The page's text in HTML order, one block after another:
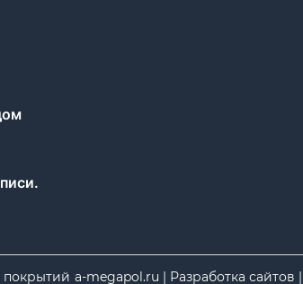
покрытий a-megapol.ru | Разработка сайтов |